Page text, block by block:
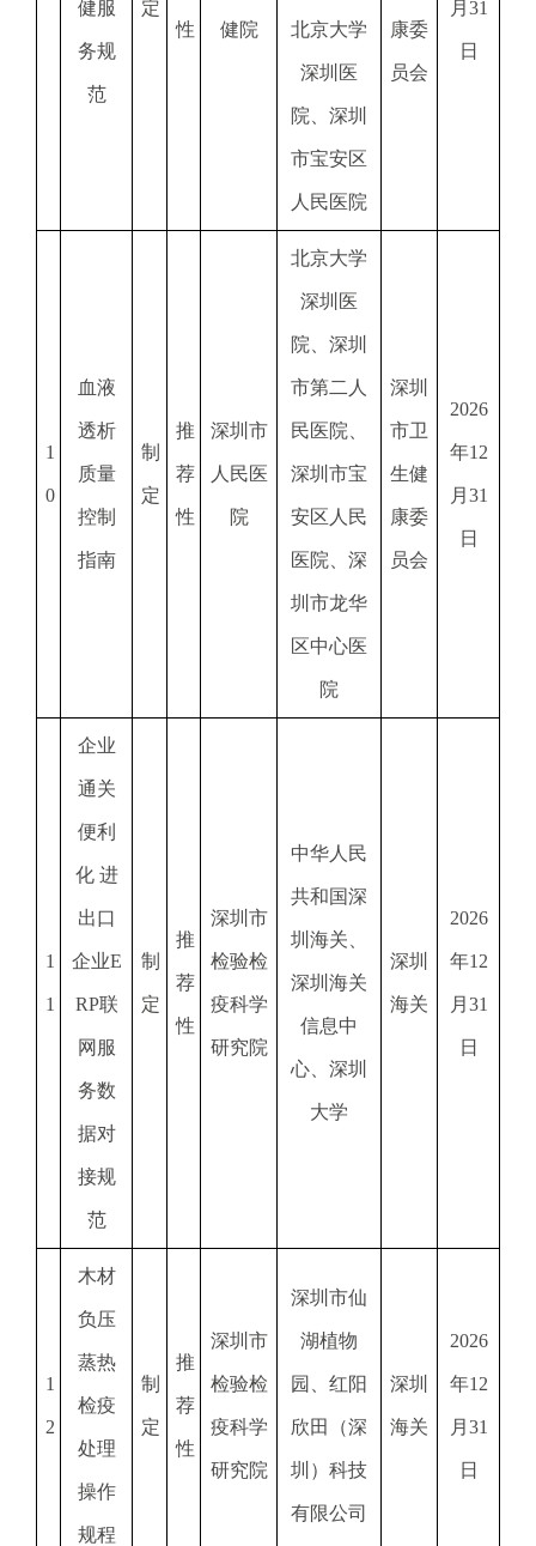
健服
务规
范
定
性
健院 北京大学
深圳医
院、深圳
市宝安区
人民医院
康委
员会
月31
日
1
0
血液
透析
质量
控制
指南
制
定
推
荐
性
深圳市
人民医
院
北京大学
深圳医
院、深圳
市第二人
民医院、
深圳市宝
安区人民
医院、深
圳市龙华
区中心医
院
深圳
市卫
生健
康委
员会
2026
年12
月31
日
1
1
企业
通关
便利
化 进
出口
企业E
RP联
网服
务数
据对
接规
范
制
定
推
荐
性
深圳市
检验检
疫科学
研究院
中华人民
共和国深
圳海关、
深圳海关
信息中
心、深圳
大学
深圳
海关
2026
年12
月31
日
1
2
木材
负压
蒸热
检疫
处理
操作
规程
制
定
推
荐
性
深圳市
检验检
疫科学
研究院
深圳市仙
湖植物
园、红阳
欣田（深
圳）科技
有限公司
深圳
海关
2026
年12
月31
日